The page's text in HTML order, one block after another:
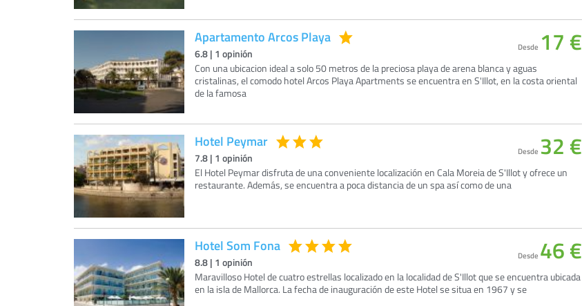
Apartamento Arcos Playa
6.8 | 1 opinión
Con una ubicacion ideal a solo 50 metros de la preciosa playa de arena blanca y aguas
cristalinas, el comodo hotel Arcos Playa Apartments se encuentra en S'Illot, en la costa oriental
de la famosa
Desde 17 €
Hotel Peymar
7.8 | 1 opinión
El Hotel Peymar disfruta de una conveniente localización en Cala Moreia de S'Illot y ofrece un
restaurante. Además, se encuentra a poca distancia de un spa así como de una
Desde 32 €
Hotel Som Fona
8.8 | 1 opinión
Maravilloso Hotel de cuatro estrellas localizado en la localidad de S'Illot que se encuentra ubicada
en la isla de Mallorca. La fecha de inauguración de este Hotel se situa en 1967 y se
Desde 46 €